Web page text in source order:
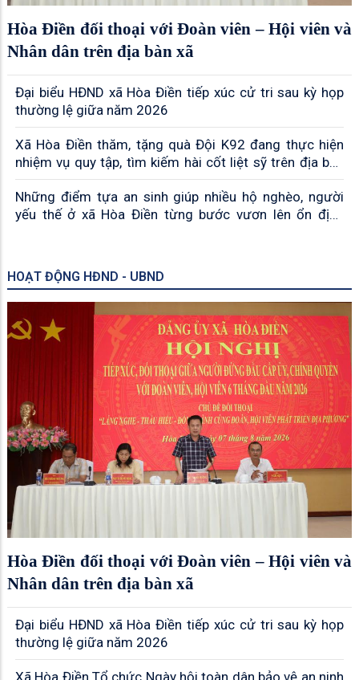
Hòa Điền đối thoại với Đoàn viên – Hội viên và
Nhân dân trên địa bàn xã
Đại biểu HĐND xã Hòa Điền tiếp xúc cử tri sau kỳ họp
thường lệ giữa năm 2026
Xã Hòa Điền thăm, tặng quà Đội K92 đang thực hiện
nhiệm vụ quy tập, tìm kiếm hài cốt liệt sỹ trên địa bàn
xã
Những điểm tựa an sinh giúp nhiều hộ nghèo, người
yếu thế ở xã Hòa Điền từng bước vươn lên ổn định
HOẠT ĐỘNG HĐND - UBND
Hòa Điền đối thoại với Đoàn viên – Hội viên và
Nhân dân trên địa bàn xã
Đại biểu HĐND xã Hòa Điền tiếp xúc cử tri sau kỳ họp
thường lệ giữa năm 2026